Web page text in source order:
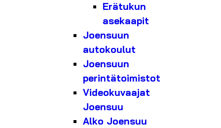
Erätukun
asekaapit
Joensuun
autokoulut
Joensuun
perintätoimistot
Videokuvaajat
Joensuu
Alko Joensuu